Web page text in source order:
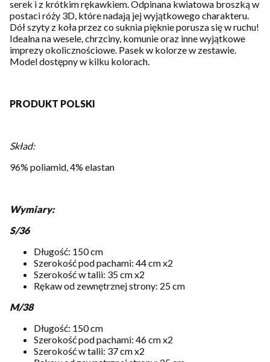
serek i z krótkim rękawkiem. Odpinana kwiatowa broszką w
postaci róży 3D, które nadają jej wyjątkowego charakteru.
Dół szyty z koła przez co suknia pięknie porusza się w ruchu!
Idealna na wesele, chrzciny, komunie oraz inne wyjątkowe
imprezy okolicznościowe. Pasek w kolorze w zestawie.
Model dostępny w kilku kolorach.
PRODUKT POLSKI
Skład:
96% poliamid, 4% elastan
Wymiary:
S/36
Długość: 150 cm
Szerokość pod pachami: 44 cm x2
Szerokość w talii: 35 cm x2
Rękaw od zewnętrznej strony: 25 cm
M/38
Długość: 150 cm
Szerokość pod pachami: 46 cm x2
Szerokość w talii: 37 cm x2